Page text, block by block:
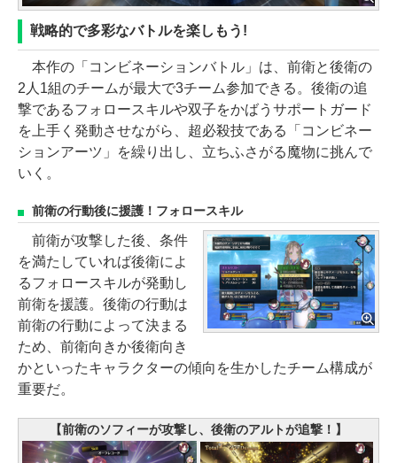
戦略的で多彩なバトルを楽しもう!
本作の「コンビネーションバトル」は、前衛と後衛の
2人1組のチームが最大で3チーム参加できる。後衛の追
撃であるフォロースキルや双子をかばうサポートガード
を上手く発動させながら、超必殺技である「コンビネー
ションアーツ」を繰り出し、立ちふさがる魔物に挑んで
いく。
前衛の行動後に援護！フォロースキル
前衛が攻撃した後、条件
を満たしていれば後衛によ
るフォロースキルが発動し
前衛を援護。後衛の行動は
前衛の行動によって決まる
ため、前衛向きか後衛向き
かといったキャラクターの傾向を生かしたチーム構成が
重要だ。
【前衛のソフィーが攻撃し、後衛のアルトが追撃！】